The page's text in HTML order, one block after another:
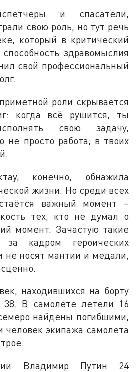
и спасатели,
свою роль, но тут речь
который в критический
здравомыслия
свой профессиональный
роли скрывается
когда всё рушится, ты
свою задачу,
не просто работа, в твоих
конечно, обнажила
жизни. Но среди всех
важный момент –
тех, кто не думал о
момент. Зачастую такие
за кадром героических
не носят мантии и медали,
находившихся на борту
38. В самолете летели 16
найдены погибшими,
экипажа самолета
Владимир Путин 24